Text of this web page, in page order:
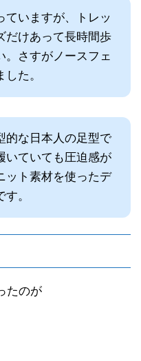
ていますが、トレッ
だけあって長時間歩
。さすがノースフェ
た。
的な日本人の足型で
いていても圧迫感が
ット素材を使ったデ
。
たのが